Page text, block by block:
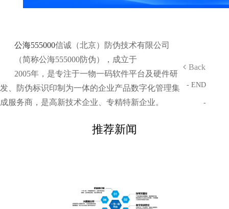
公海555000信诚（北京）防伪技术有限公司
（简称公海555000防伪），成立于
2005年，是专注于一物一码软件平台及硬件研
发、防伪标识印制为一体的企业产品数字化管理集
成服务商，是高新技术企业、专精特新企业。
Back
- END
-
推荐新闻